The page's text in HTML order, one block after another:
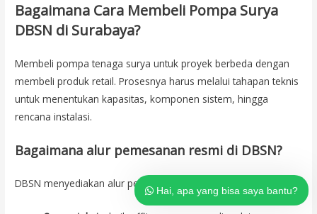
Bagaimana Cara Membeli Pompa Surya
DBSN di Surabaya?
Membeli pompa tenaga surya untuk proyek berbeda dengan
membeli produk retail. Prosesnya harus melalui tahapan teknis
untuk menentukan kapasitas, komponen sistem, hingga
rencana instalasi.
Bagaimana alur pemesanan resmi di DBSN?
DBSN menyediakan alur pembelian yang jelas dan profesional:
apapun!
Hai, apa yang bisa saya bantu?
Hai, apa yang bisa saya bantu?